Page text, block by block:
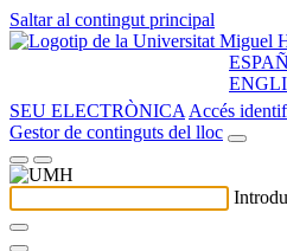
Saltar al contingut principal
SEU ELECTRÒNICA Accés
Gestor de continguts del lloc